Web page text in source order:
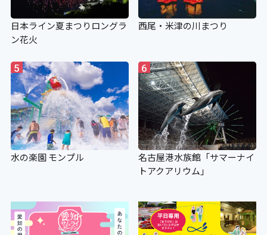
日本ライン夏まつりロングラ
ン花火
西尾・米津の川まつり
5
水の楽園 モンプル
6
名古屋港水族館「サマーナイ
トアクアリウム」